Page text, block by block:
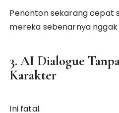
Penonton sekarang cepat
mereka sebenarnya
3. AI Dialogue
Karakter
Ini fatal.